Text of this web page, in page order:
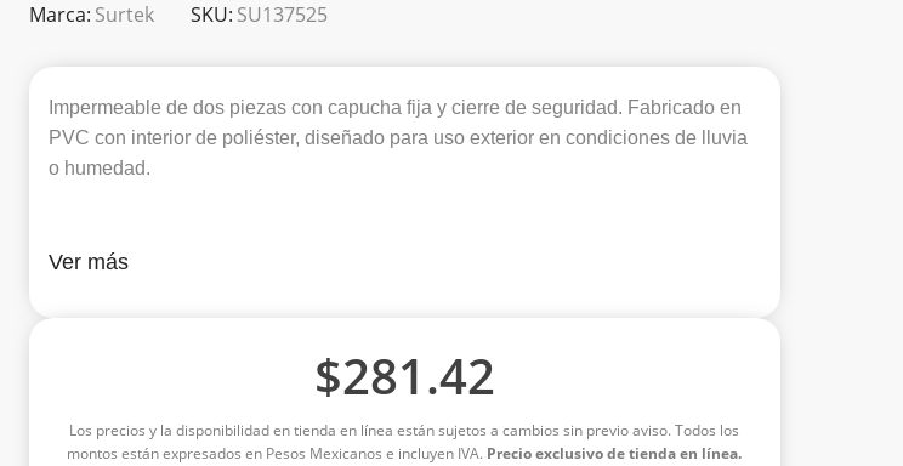
Marca: Surtek SKU: SU137525
Impermeable de dos piezas con capucha fija y cierre de seguridad. Fabricado en
PVC con interior de poliéster, diseñado para uso exterior en condiciones de lluvia
o humedad.
Ver más
$281.42
Los precios y la disponibilidad en tienda en línea están sujetos a cambios sin previo aviso. Todos los
montos están expresados en Pesos Mexicanos e incluyen IVA. Precio exclusivo de tienda en línea.